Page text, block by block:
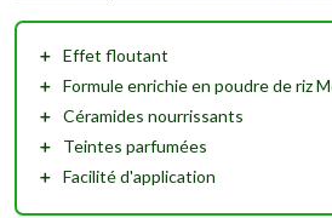
＋ Effet floutant
＋ Formule enrichieen poudre de riz
＋ Céramides nourrissants
＋
Teintes parfumées
＋ Facilité d'application